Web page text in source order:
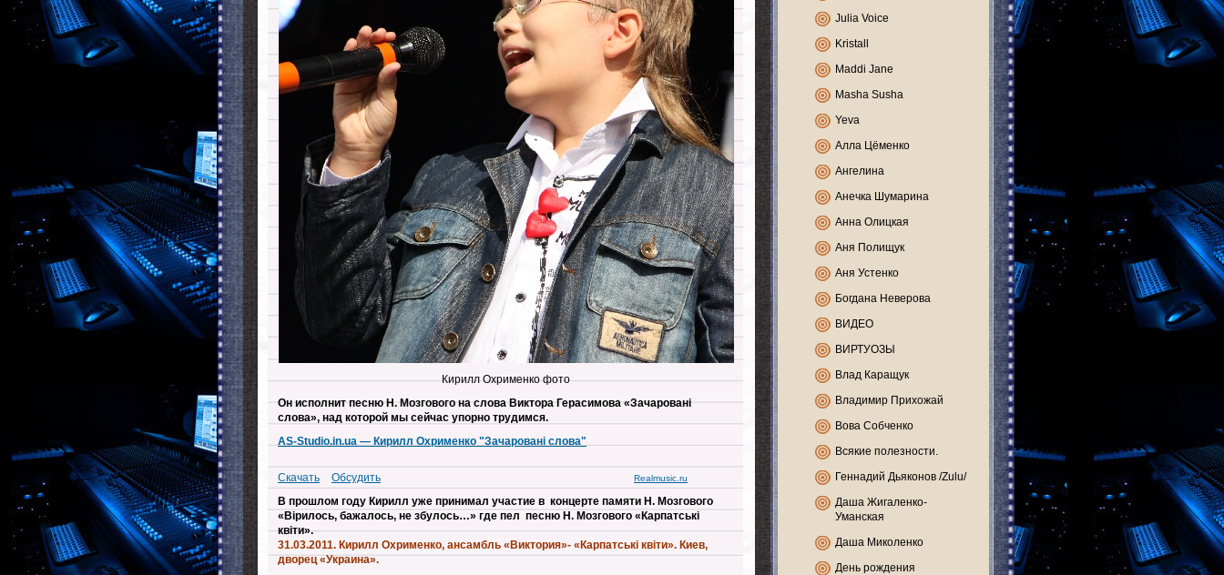
Julia Voice
Kristall
Maddi Jane
Masha Susha
Yeva
Алла Цёменко
Ангелина
Анечка Шумарина
Анна Олицкая
Аня Полищук
Аня Устенко
Богдана Неверова
ВИДЕО
ВИРТУОЗЫ
Влад Каращук
Владимир Прихожай
Вова Собченко
Всякие полезности.
Геннадий Дьяконов /Zulu/
Даша Жигаленко-
Уманская
Даша Миколенко
День рождения
Кирилл Охрименко фото
Он исполнит песню Н. Мозгового на слова Виктора Герасимова «Зачаровані
слова», над которой мы сейчас упорно трудимся.
AS-Studio.in.ua — Кирилл Охрименко "Зачарованi слова"
Скачать Обсудить Realmusic.ru
В прошлом году Кирилл уже принимал участие в концерте памяти Н. Мозгового
«Вірилось, бажалось, не збулось…» где пел песню Н. Мозгового «Карпатські
квіти».
31.03.2011. Кирилл Охрименко, ансамбль «Виктория»- «Карпатські квіти». Киев,
дворец «Украина».